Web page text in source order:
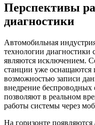
Перспективы
диагностики
Автомобильная
технологии диагностики
являются исключением.
станции уже
возможностью записи
внедрение
позволяют в реальном
работы системы через
На горизонте